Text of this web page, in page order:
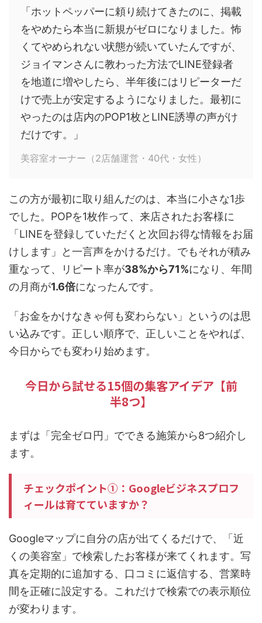
「ホットペッパーに頼り続けてきたのに、掲載
をやめたら本当に新規がゼロになりました。怖
くてやめられない状態が続いていたんですが、
ジョイマンさんに教わった方法でLINE登録者
を地道に増やしたら、半年後にはリピーターだ
けで売上が安定するようになりました。最初に
やったのは店内のPOP1枚とLINE誘導の声がけ
だけです。」
美容室オーナー（2店舗運営・40代・女性）
この方が最初に取り組んだのは、本当に小さな1歩
でした。POPを1枚作って、来店されたお客様に
「LINEを登録していただくと次回お得な情報をお届
けします」と一言声をかけるだけ。でもそれが積み
重なって、リピート率が38%から71%になり、年間
の月商が1.6倍になったんです。
「お金をかけなきゃ何も変わらない」というのは思
い込みです。正しい順序で、正しいことをやれば、
今日からでも変わり始めます。
今日から試せる15個の集客アイデア【前
半8つ】
まずは「完全ゼロ円」でできる施策から8つ紹介し
ます。
チェックポイント①：Googleビジネスプロフ
ィールは育てていますか？
Googleマップに自分の店が出てくるだけで、「近
くの美容室」で検索したお客様が来てくれます。写
真を定期的に追加する、口コミに返信する、営業時
間を正確に設定する。これだけで検索での表示順位
が変わります。